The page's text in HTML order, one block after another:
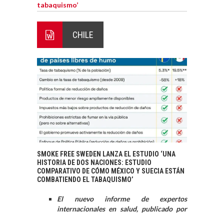
tabaquismo’
CHILE
SMOKE FREE SWEDEN LANZA EL ESTUDIO ‘UNA
HISTORIA DE DOS NACIONES: ESTUDIO
COMPARATIVO DE CÓMO MÉXICO Y SUECIA ESTÁN
COMBATIENDO EL TABAQUISMO’
El nuevo informe de expertos
internacionales en salud, publicado por